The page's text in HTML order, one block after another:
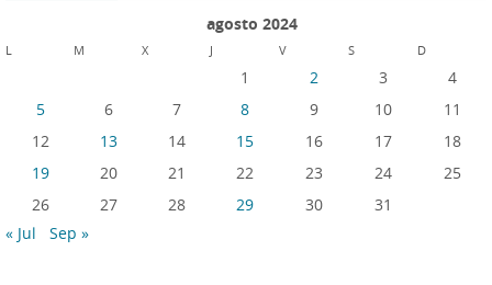
agosto 2024
L M X J V S D
1 2 3
4
5
6 7 8 9 10
11
12
13 14 15 16 17
18
19
20 21 22 23 24
25
26
27 28 29 30
31
« Jul
Sep »